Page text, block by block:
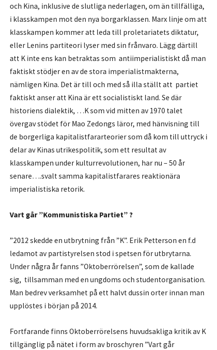
och Kina, inklusive de slutliga nederlagen, om än tillfälliga,
i klasskampen mot den nya borgarklassen. Marx linje om att
klasskampen kommer att leda till proletariatets diktatur,
eller Lenins partiteori lyser med sin frånvaro. Lägg därtill
att K inte ens kan betraktas som antiimperialistiskt då man
faktiskt stödjer en av de stora imperialistmakterna,
nämligen Kina. Det är till och med så illa ställt att partiet
faktiskt anser att Kina är ett socialistiskt land. Se där
historiens dialektik, …K som vid mitten av 1970 talet
övergav stödet för Mao Zedongs läror, med hänvisning till
de borgerliga kapitalistfararteorier som då kom till uttryck i
delar av Kinas utrikespolitik, som ett resultat av
klasskampen under kulturrevolutionen, har nu – 50 år
senare….svalt samma kapitalistfarares reaktionära
imperialistiska retorik.
Vart går ”Kommunistiska Partiet” ?
”2012 skedde en utbrytning från ”K”. Erik Petterson en f.d
ledamot av partistyrelsen stod i spetsen för utbrytarna.
Under några år fanns ”Oktoberrörelsen”, som de kallade
sig, tillsamman med en ungdoms och studentorganisation.
Man bedrev verksamhet på ett halvt dussin orter innan man
upplöstes i början på 2014.
Fortfarande finns Oktoberrörelsens huvudsakliga kritik av K
tillgänglig på nätet i form av broschyren ”Vart går